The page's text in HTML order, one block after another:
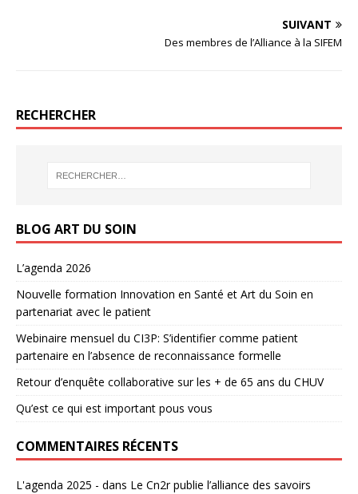
SUIVANT
Des membres de l’Alliance à la SIFEM
RECHERCHER
BLOG ART DU SOIN
L’agenda 2026
Nouvelle formation Innovation en Santé et Art du Soin en
partenariat avec le patient
Webinaire mensuel du CI3P: S’identifier comme patient
partenaire en l’absence de reconnaissance formelle
Retour d’enquête collaborative sur les + de 65 ans du CHUV
Qu’est ce qui est important pous vous
COMMENTAIRES RÉCENTS
L'agenda 2025 - dans Le Cn2r publie l’alliance des savoirs